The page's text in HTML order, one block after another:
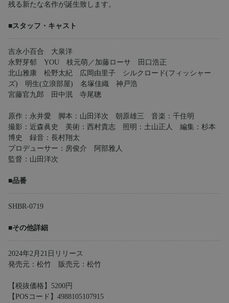
残る新たな名作が誕生致します。
■スタッフ・キャスト
吉永小百合 大泉洋
永野芽郁 YOU 枝元萌／加藤ローサ 田口浩正
北山雅康 松野太紀 広岡由里子 シルクロード(フィッシャー
ズ) 明生(立浪部屋) 名塚佳織 神戸浩
宮藤官九郎 田中泯 寺尾聰
原作：永井愛 脚本：山田洋次 朝原雄三 音楽：千住明
撮影：近森眞史 美術：西村貴志 照明：土山正人 編集：杉本
博史 録音：長村翔太
プロデューサー：房俊介 阿部雅人
監督：山田洋次
■品番
SHBR-0719
■その他詳細
2024年2月21日リリース
発売元：松竹 販売元：松竹
【税抜価格】5200円
【POSコード】4988105107915